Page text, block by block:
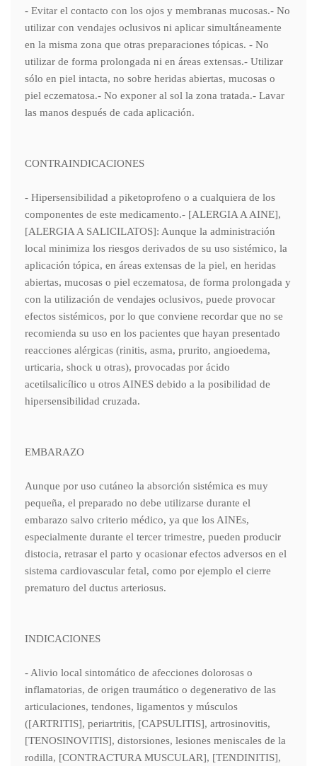
- Evitar el contacto con los ojos y membranas mucosas.- No
utilizar con vendajes oclusivos ni aplicar simultáneamente
en la misma zona que otras preparaciones tópicas. - No
utilizar de forma prolongada ni en áreas extensas.- Utilizar
sólo en piel intacta, no sobre heridas abiertas, mucosas o
piel eczematosa.- No exponer al sol la zona tratada.- Lavar
las manos después de cada aplicación.
CONTRAINDICACIONES
- Hipersensibilidad a piketoprofeno o a cualquiera de los
componentes de este medicamento.- [ALERGIA A AINE],
[ALERGIA A SALICILATOS]: Aunque la administración
local minimiza los riesgos derivados de su uso sistémico, la
aplicación tópica, en áreas extensas de la piel, en heridas
abiertas, mucosas o piel eczematosa, de forma prolongada y
con la utilización de vendajes oclusivos, puede provocar
efectos sistémicos, por lo que conviene recordar que no se
recomienda su uso en los pacientes que hayan presentado
reacciones alérgicas (rinitis, asma, prurito, angioedema,
urticaria, shock u otras), provocadas por ácido
acetilsalicílico u otros AINES debido a la posibilidad de
hipersensibilidad cruzada.
EMBARAZO
Aunque por uso cutáneo la absorción sistémica es muy
pequeña, el preparado no debe utilizarse durante el
embarazo salvo criterio médico, ya que los AINEs,
especialmente durante el tercer trimestre, pueden producir
distocia, retrasar el parto y ocasionar efectos adversos en el
sistema cardiovascular fetal, como por ejemplo el cierre
prematuro del ductus arteriosus.
INDICACIONES
- Alivio local sintomático de afecciones dolorosas o
inflamatorias, de origen traumático o degenerativo de las
articulaciones, tendones, ligamentos y músculos
([ARTRITIS], periartritis, [CAPSULITIS], artrosinovitis,
[TENOSINOVITIS], distorsiones, lesiones meniscales de la
rodilla, [CONTRACTURA MUSCULAR], [TENDINITIS],